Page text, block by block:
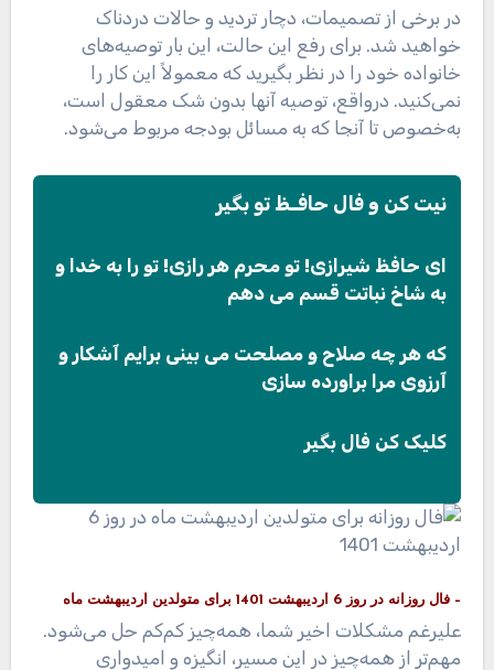
در برخی از تصمیمات، دچار تردید و حالات دردناک
خواهید شد. برای رفع این حالت، این بار توصیه‌های
خانواده خود را در نظر بگیرید که معمولاً این کار را
نمی‌کنید. درواقع، توصیه آنها بدون شک معقول است،
به‌خصوص تا آنجا که به مسائل بودجه مربوط می‌شود.
نیت کن و فال حافـظ تو بگیر
ای حافظ شیرازی! تو محرم هر رازی! تو را به خدا و
به شاخ نباتت قسم می دهم
که هر چه صلاح و مصلحت می بینی برایم آشکار و
آرزوی مرا براورده سازی
کلیک کن فال بگیر
– فال روزانه در روز 6 اردیبهشت 1401 برای متولدین اردیبهشت ماه
علیرغم مشکلات اخیر شما، همه‌چیز کم‌کم حل می‌شود.
مهم‌تر از همه‌چیز در این مسیر، انگیزه و امیدواری